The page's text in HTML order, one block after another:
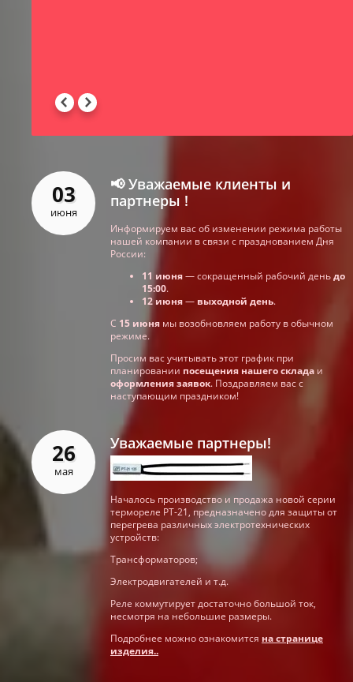
03
июня
📢 Уважаемые клиенты и
партнеры !
Информируем вас об изменении режима работы
нашей компании в связи с празднованием Дня
России:
11 июня— сокращенный рабочий деньдо
15:00.
12 июня— выходной день.
С 15 июня мы возобновляем работу в обычном
режиме.
Просим вас учитывать этот график при
планировании посещения нашего склада и
оформления заявок. Поздравляем вас с
наступающим праздником!
26
мая
Уважаемые партнеры!
Началось производство и продажа новой серии
термореле РТ-21, предназначено для защиты от
перегрева различных электротехнических
устройств:
Трансформаторов;
Электродвигателей и т.д.
Реле коммутирует достаточно большой ток,
несмотря на небольшие размеры.
Подробнее можно ознакомится на странице
изделия..